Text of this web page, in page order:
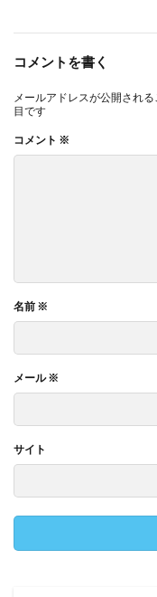
コメントを書く
メールアドレスが公開される
目です
コメント ※
名前 ※
メール※
サイト